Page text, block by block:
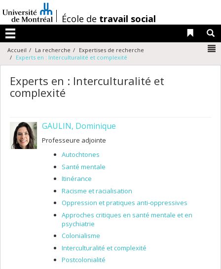
au
contenu
/École de travail social
Menu
Liens
Accueil La recherche
Expertises de recherche
Experts en : Interculturalité et complexité
Experts en : Interculturalité et
complexité
GAULIN, Dominique
Professeure adjointe
Autochtones
Santé mentale
Itinérance
Racisme et racialisation
Oppression et pratiques anti-oppressives
Approches critiques en santé mentale et en
psychiatrie
Colonialisme
Interculturalité et complexité
Postcolonialité